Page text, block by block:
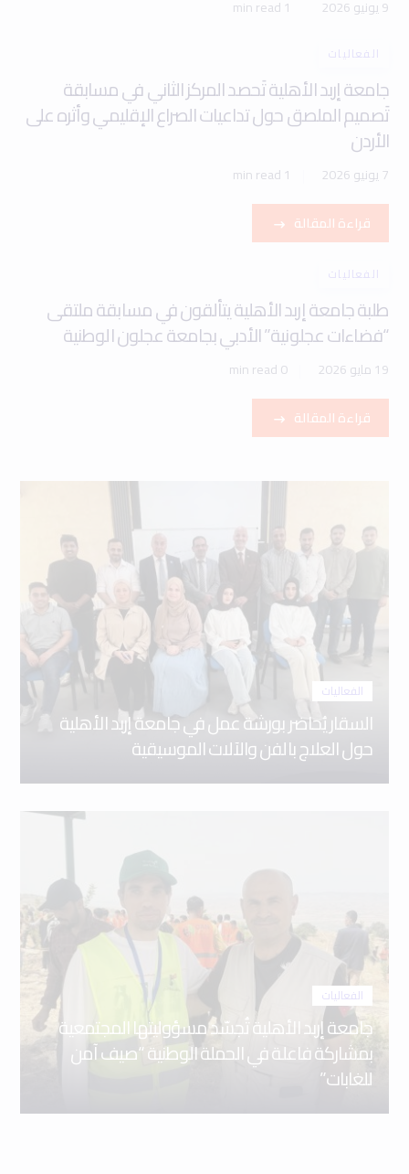
9 يونيو 2026 1 min read
الفعاليات
جامعة إربد الأهلية تَحصد المركز الثاني في مسابقة
تَصميم الملصق حول تداعيات الصراع الإقليمي وأثره على
الأردن
7 يونيو 2026 1 min read
قراءة المقالة
الفعاليات
طلبة جامعة إربد الأهلية يتألقون في مسابقة ملتقى
“فضاءات عجلونية” الأدبي بجامعة عجلون الوطنية
19 مايو 2026 0 min read
قراءة المقالة
الفعاليات
السقار يُحاضر بورشة عمل في جامعة إربد الأهلية
حول العلاج بالفن والآلات الموسيقية
الفعاليات
جامعة إربد الأهلية تُجسّد مسؤوليتها المجتمعية
بمشاركة فاعلة في الحملة الوطنية “صيف آمن
للغابات”